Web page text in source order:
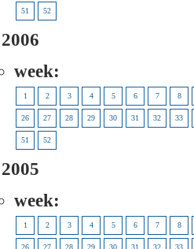
51 52
2006
week:
1 2 3 4 5 6 7 8
26 27 28 29 30 31 32 33
51 52
2005
week:
1 2 3 4 5 6 7 8
26 27 28 29 30 31 32 33